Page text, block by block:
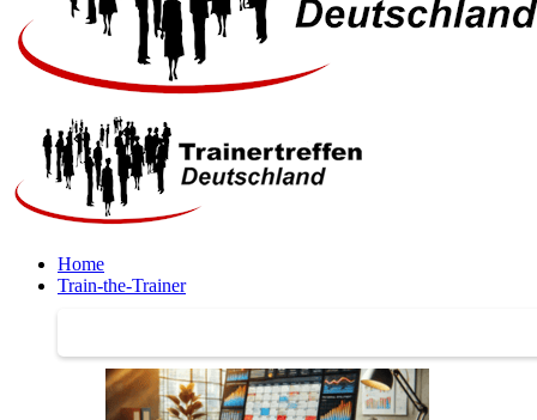
Home
Train-the-Trainer